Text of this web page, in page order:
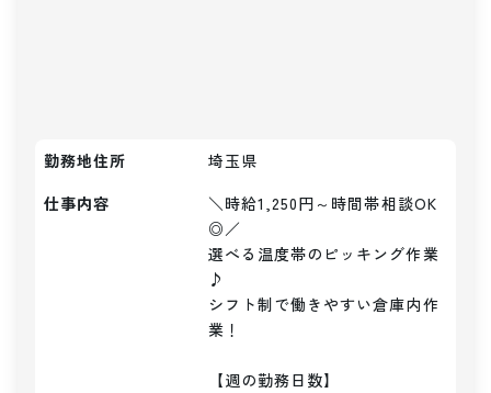
勤務地住所
埼玉県
仕事内容
＼時給1,250円～時間帯相談OK
◎／
選べる温度帯のピッキング作業
♪
シフト制で働きやすい倉庫内作
業！
【週の勤務日数】